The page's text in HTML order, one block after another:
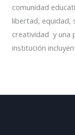
comunidad
libertad, equidad,
creatividad y una
institución